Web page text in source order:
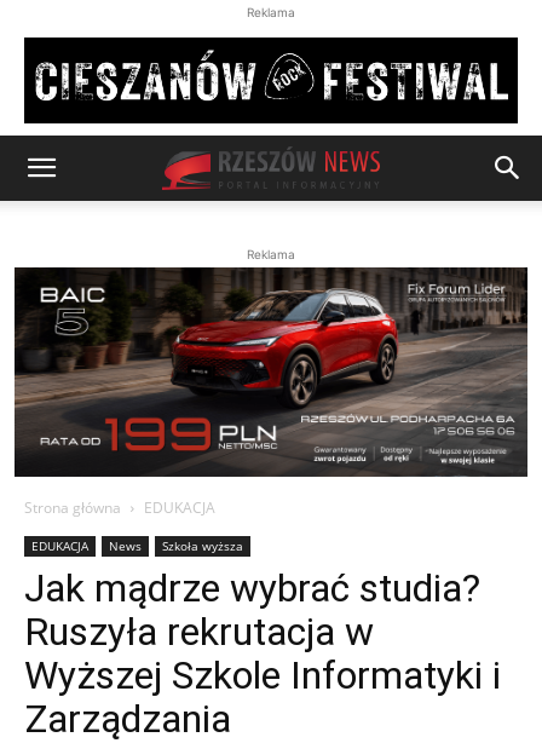
Reklama
Reklama
Strona główna EDUKACJA
EDUKACJA News Szkoła wyższa
Jak mądrze wybrać studia?
Ruszyła rekrutacja w
Wyższej Szkole Informatyki i
Zarządzania